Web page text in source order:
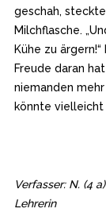
geschah,
Milchflasche.
Kühe zu
Freude daran
niemanden
könnte
Verfasser: N. (4
Lehrerin